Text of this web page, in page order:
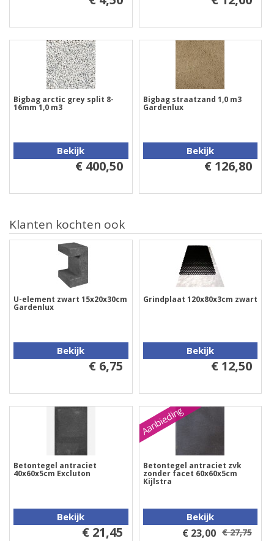
Bigbag arctic grey split 8-
16mm 1,0 m3
Bekijk
€ 400,50
Bigbag straatzand 1,0 m3
Gardenlux
Bekijk
€ 126,80
Klanten kochten ook
U-element zwart 15x20x30cm
Gardenlux
Bekijk
€ 6,75
Grindplaat 120x80x3cm zwart
Bekijk
€ 12,50
Betontegel antraciet
40x60x5cm Excluton
Bekijk
€ 21,45
Aanbieding
Betontegel antraciet zvk
zonder facet 60x60x5cm
Kijlstra
Bekijk
€ 23,00 € 27,75